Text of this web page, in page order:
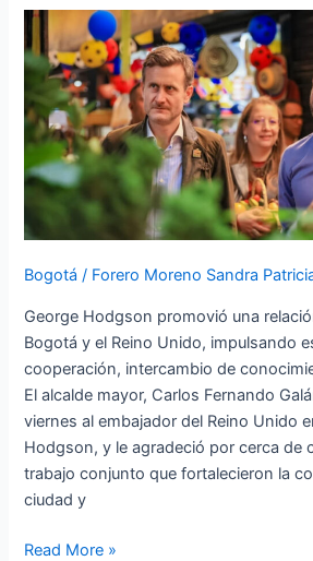
Bogotá / Forero Moreno Sandra
George Hodgson promovió una
Bogotá y el Reino Unido, impulsando
cooperación, intercambio de
El alcalde mayor, Carlos Fernando
viernes al embajador del Reino Unido
Hodgson, y le agradeció por cerca de
trabajo conjunto que fortalecieron la
ciudad y
de
aporte
del
embajador
del
Reino
Unido
desarrollo
la
Read More »